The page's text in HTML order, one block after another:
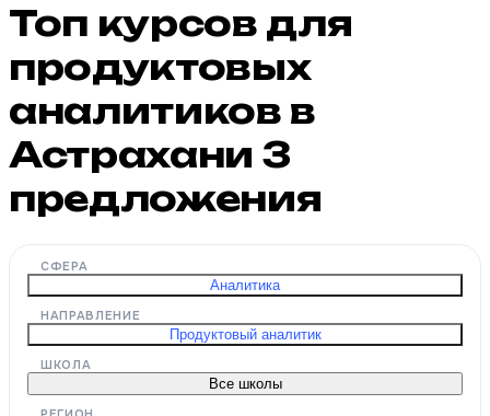
Топ курсов для
продуктовых
аналитиков в
Астрахани 3
предложения
СФЕРА
Аналитика
НАПРАВЛЕНИЕ
Продуктовый аналитик
ШКОЛА
Все школы